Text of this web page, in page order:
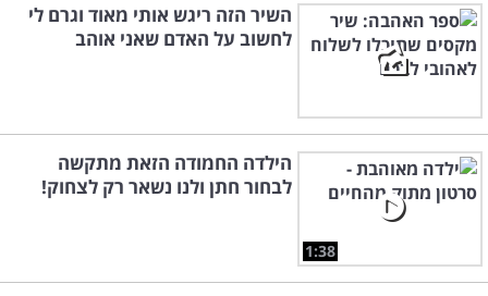
השיר הזה ריגש אותי מאוד וגרם לי
לחשוב על האדם שאני אוהב
1:38
הילדה החמודה הזאת מתקשה
לבחור חתן ולנו נשאר רק לצחוק!